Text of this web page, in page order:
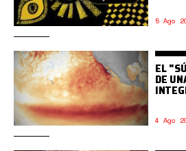
5 Ago
EL
DE
4 Ago